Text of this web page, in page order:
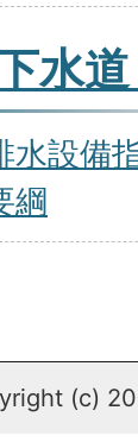
水
水設備
綱
(c)